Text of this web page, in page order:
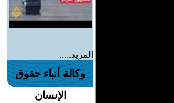
المزيد.....
وكالة أنباء حقوق
الإنسان